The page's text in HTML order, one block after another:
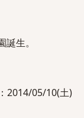
生。
2014/05/10(土)